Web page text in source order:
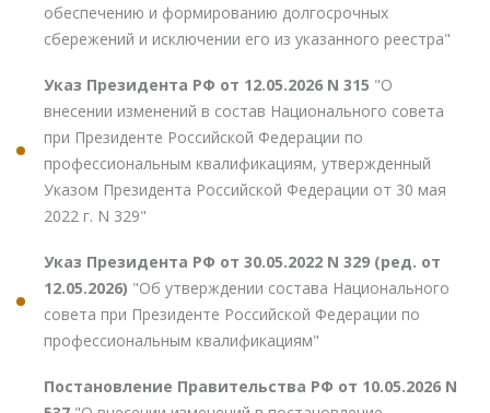
обеспечению и формированию долгосрочных
сбережений и исключении его из указанного реестра"
Указ Президента РФ от 12.05.2026 N 315 "О
внесении изменений в состав Национального совета
при Президенте Российской Федерации по
профессиональным квалификациям, утвержденный
Указом Президента Российской Федерации от 30 мая
2022 г. N 329"
Указ Президента РФ от 30.05.2022 N 329 (ред. от
12.05.2026) "Об утверждении состава Национального
совета при Президенте Российской Федерации по
профессиональным квалификациям"
Постановление Правительства РФ от 10.05.2026 N